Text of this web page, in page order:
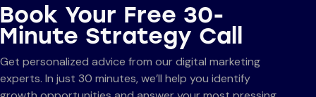
Book Your Free 30-
Minute Strategy Call
Get personalized advice from our digital marketing
experts. In just 30 minutes, we’ll help you identify